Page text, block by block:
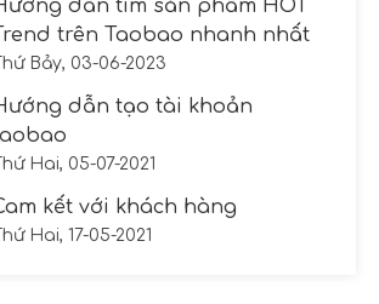
dẫn tìm sản phẩm HOT
trên Taobao nhanh nhất
Bảy, 03-06-2023
dẫn tạo tài khoản
Hai, 05-07-2021
kết với khách hàng
Hai, 17-05-2021